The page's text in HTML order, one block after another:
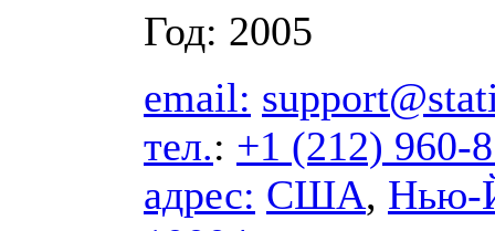
Год: 2005
email:
тел.: +1 (212) 960-
адрес: США, Нью-